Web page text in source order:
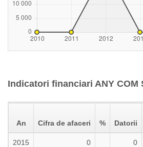
Indicatori financiari ANY COM
An Cifra de afaceri % Datorii
2015 0 0